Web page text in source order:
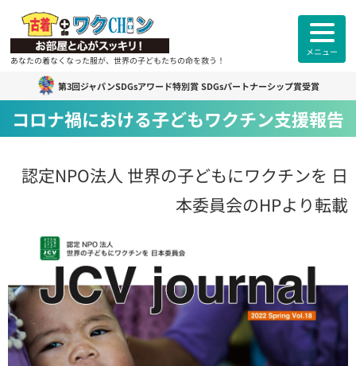
あなたの着なくなった服が、世界の子どもたちの命を救う！
メニュー
古着deワクチンについて
古着deワクチンセンター紹介
ご利用者様のお声 よくあるご質問
お知らせ 活動報告
第3回ジャパンSDGsアワード特別賞 SDGsパートナーシップ賞受賞
コロナ禍における子どもワクチン支援報告
認定NPO法人 世界の子どもにワクチンを 日
本委員会のHPより転載